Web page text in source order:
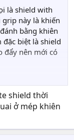
là shield with
này là khiến
bằng khiên
biệt là shield
đẩy nên mới có
2
shield thời
ở mép khiên